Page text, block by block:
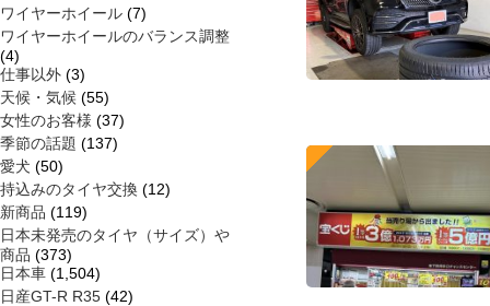
ワイヤーホイール (7)
ワイヤーホイールのバランス調整
(4)
仕事以外 (3)
天候・気候 (55)
女性のお客様 (37)
季節の話題 (137)
愛犬 (50)
持込みのタイヤ交換 (12)
新商品 (119)
日本未発売のタイヤ（サイズ）や
商品 (373)
日本車 (1,504)
日産GT-R R35 (42)